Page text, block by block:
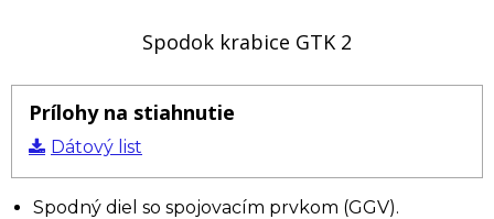
Spodok krabice GTK 2
Prílohy na stiahnutie
Dátový list
Spodný diel so spojovacím prvkom (GGV).